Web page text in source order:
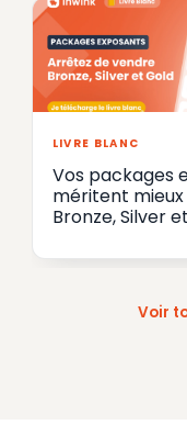
LIVRE BLANC
Vos packages
méritent mieux
Bronze, Silver
Voir